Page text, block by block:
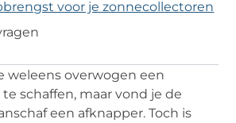
voor je zonnecollectoren
weleens overwogen een
schaffen, maar vond je de
een afknapper. Toch is